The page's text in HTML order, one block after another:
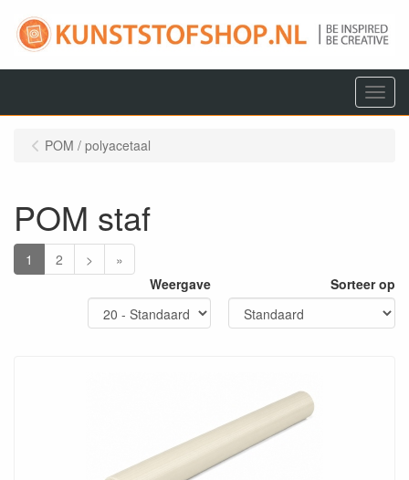
Menu
POM / polyacetaal
POM staf
1 2 >
»
Weergave
Sorteer op